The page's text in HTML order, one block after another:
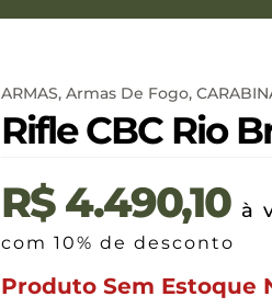
ARMAS, Armas De Fogo,
Rifle CBC Rio
R$4.490,10 à
com 10% de desconto
Produto Sem Estoque